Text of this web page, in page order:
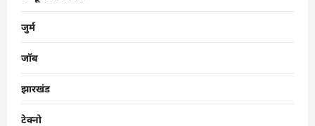
जुर्म
जॉब
झारखंड
टेक्नो